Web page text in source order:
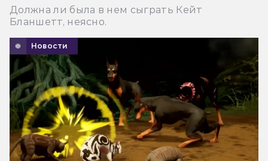
Должна ли была в нем сыграть Кейт
Бланшетт, неясно.
Новости